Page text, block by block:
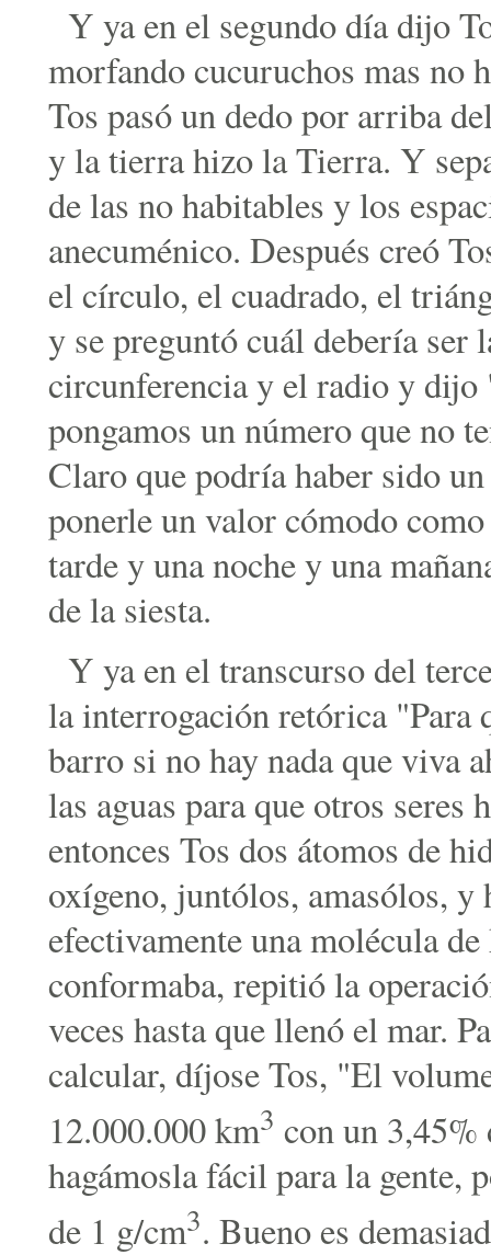
Y ya en el segundo día dijo
morfando cucuruchos mas no
Tos pasó un dedo por arriba
y la tierra hizo la Tierra. Y
de las no habitables y los
anecuménico. Después creó
el círculo, el cuadrado, el
y se preguntó cuál debería ser
circunferencia y el radio y dijo
pongamos un número que no
Claro que podría haber sido
ponerle un valor cómodo
tarde y una noche y una
de la siesta.
Y ya en el transcurso del
la interrogación retórica "Para
barro si no hay nada que viva
las aguas para que otros
entonces Tos dos átomos de
oxígeno, juntólos, amasólos, y
efectivamente una molécula de
conformaba, repitió la
veces hasta que llenó el mar.
calcular, díjose Tos, "El
12.000.000 km3 con un 3,45%
hagámosla fácil para la gente,
de 1 g/cm3. Bueno es